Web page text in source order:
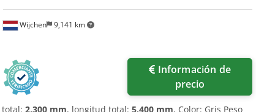
Wijchen 9,141 km
precio
total: 2,300 mm, longitud total: 5,400 mm, Color: Gris Peso